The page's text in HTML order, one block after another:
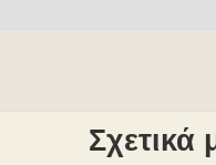
Σχετικά